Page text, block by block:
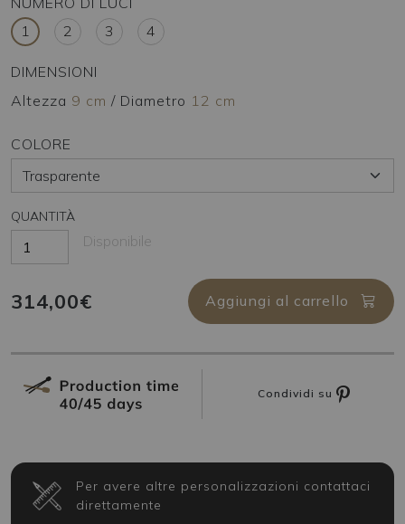
1
2 3 4
DIMENSIONI
Altezza 9 cm / Diametro 12 cm
COLORE
QUANTITÀ
Disponibile
314,00€ Aggiungi al carrello
Condividi su
Per avere altre personalizzazioni contattaci
direttamente